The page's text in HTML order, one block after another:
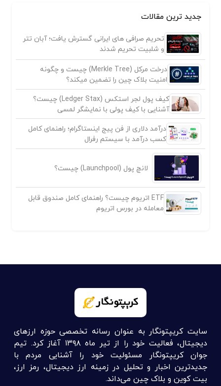
جدید ترین مقالات
تحریم صرافی های ایرانی گسترش یافت؛ آبان تتر
و شلبیت تحریم شدند
درخت مرکل (Merkle Tree) چیست و چگونه
امنیت بلاک چین را تضمین میکند؟
کیف پول لجر استکس (Ledger Stax) چیست؟
آشنایی با کیف پولی با نمایشگر لمسی
درآمد دلاری از فن پیج اینستاگرام؛ راهنمای کامل
کسب درآمد با سیستم رفرال
لانچ پول (Launchpool) چیست؟
ETF اتریوم چیست؟ راهنمای کامل صندوق قابل
معامله در بورس اتریوم
سایت کریپتونگار به عنوان رسانه تخصصی حوزه ارزهای
دیجیتال، فعالیت خود را از تیر ماه ۱۳۹۸ آغاز کرد. تیم
جوان کریپتونگار مسئولیت خود را آشنایی مردم با
جدیدترین اخبار و تحلیل در زمینه ارز دیجیتال، رمز ارز،
بیت کوین و بلاک چین می‌داند.